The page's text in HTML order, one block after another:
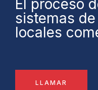
El proceso
sistemas
locales
LLAMAR